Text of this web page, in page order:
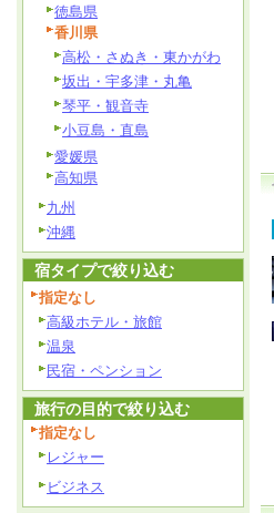
徳島県
香川県
高松・さぬき・東かがわ
坂出・宇多津・丸亀
琴平・観音寺
小豆島・直島
愛媛県
高知県
九州
沖縄
宿タイプで絞り込む
指定なし
高級ホテル・旅館
温泉
民宿・ペンション
旅行の目的で絞り込む
指定なし
レジャー
ビジネス